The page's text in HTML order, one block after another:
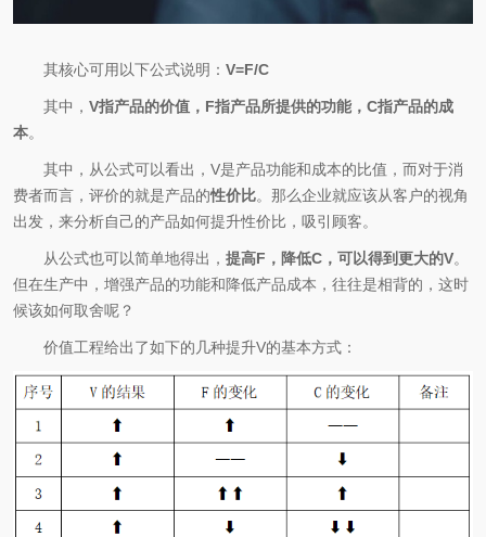
其核心可用以下公式说明： V=F/C
其中， V指产品的价值，F指产品所提供的功能，C指产品的成
本。
其中，从公式可以看出，V是产品功能和成本的比值，而对于消
费者而言，评价的就是产品的性价比。那么企业就应该从客户的视角
出发，来分析自己的产品如何提升性价比，吸引顾客。
从公式也可以简单地得出， 提高F，降低C，可以得到更大的V。
但在生产中，增强产品的功能和降低产品成本，往往是相背的，这时
候该如何取舍呢？
价值工程给出了如下的几种提升V的基本方式：